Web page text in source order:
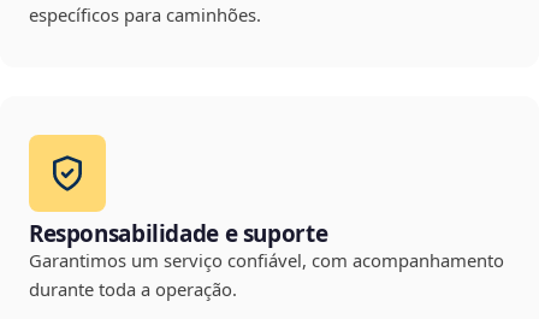
específicos para caminhões.
Responsabilidade e suporte
Garantimos um serviço confiável, com acompanhamento
durante toda a operação.